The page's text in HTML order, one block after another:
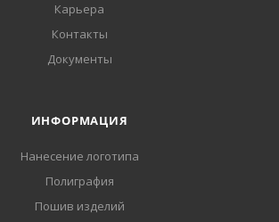
Карьера
Контакты
Документы
ИНФОРМАЦИЯ
Нанесение логотипа
Полиграфия
Пошив изделий